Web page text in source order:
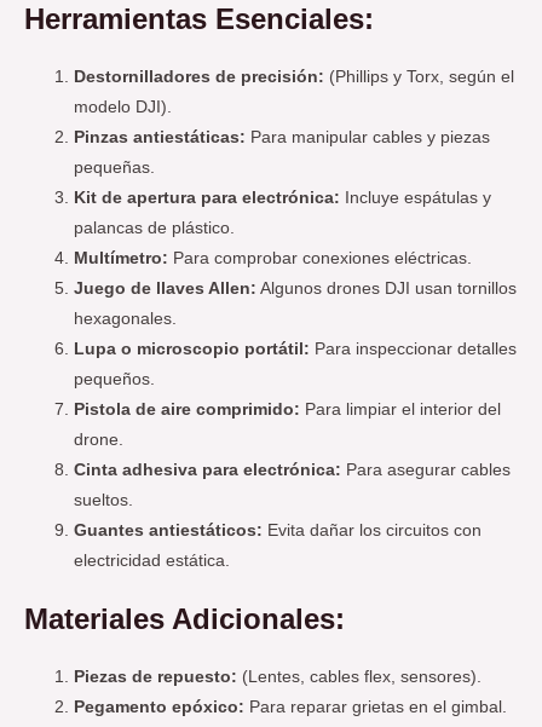
Herramientas Esenciales:
Destornilladores de precisión: (Phillips y Torx, según el
modelo DJI).
Pinzas antiestáticas: Para manipular cables y piezas
pequeñas.
Kit de apertura para electrónica: Incluye espátulas y
palancas de plástico.
Multímetro: Para comprobar conexiones eléctricas.
Juego de llaves Allen: Algunos drones DJI usan tornillos
hexagonales.
Lupa o microscopio portátil: Para inspeccionar detalles
pequeños.
Pistola de aire comprimido: Para limpiar el interior del
drone.
Cinta adhesiva para electrónica: Para asegurar cables
sueltos.
Guantes antiestáticos: Evita dañar los circuitos con
electricidad estática.
Materiales Adicionales:
Piezas de repuesto: (Lentes, cables flex, sensores).
Pegamento epóxico: Para reparar grietas en el gimbal.